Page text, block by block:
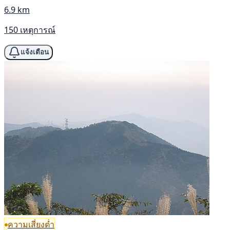
6.9 km
150 เหตุการณ์
แจ้งเตือน
ความเสี่ยงต่ำ